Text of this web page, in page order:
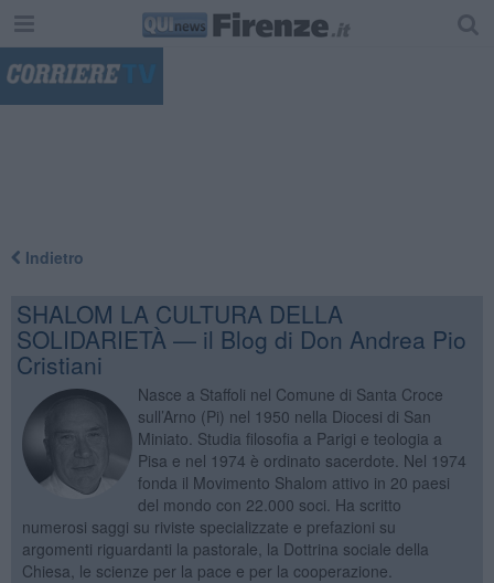
Indietro
SHALOM LA CULTURA DELLA
SOLIDARIETÀ — il Blog di Don Andrea Pio
Cristiani
Nasce a Staffoli nel Comune di Santa Croce
sull’Arno (Pi) nel 1950 nella Diocesi di San
Miniato. Studia filosofia a Parigi e teologia a
Pisa e nel 1974 è ordinato sacerdote. Nel 1974
fonda il Movimento Shalom attivo in 20 paesi
del mondo con 22.000 soci. Ha scritto
numerosi saggi su riviste specializzate e prefazioni su
argomenti riguardanti la pastorale, la Dottrina sociale della
Chiesa, le scienze per la pace e per la cooperazione.